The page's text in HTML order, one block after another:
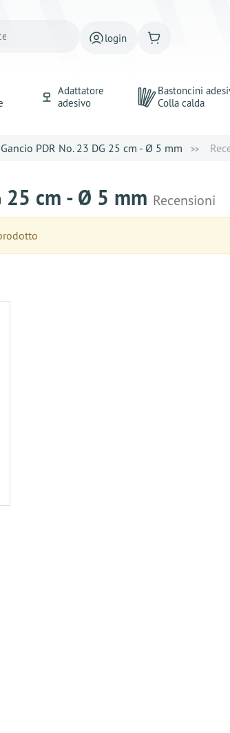
login
Adattatore
adesivo
Bastoncini
Colla calda
Gancio PDR No. 23 DG 25 cm - Ø 5 mm
25 cm - Ø 5 mm Recensioni